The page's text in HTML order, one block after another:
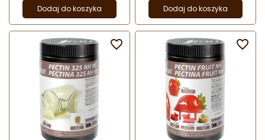
Dodaj do koszyka Dodaj do koszyka
 